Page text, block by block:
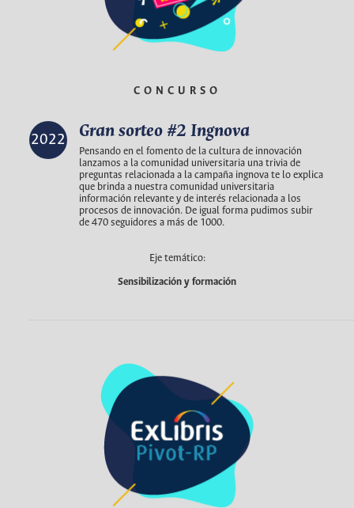
CONCURSO
2022 Gran sorteo #2 Ingnova
Pensando en el fomento de la cultura de innovación
lanzamos a la comunidad universitaria una trivia de
preguntas relacionada a la campaña ingnova te lo explica
que brinda a nuestra comunidad universitaria
información relevante y de interés relacionada a los
procesos de innovación. De igual forma pudimos subir
de 470 seguidores a más de 1000.
Eje temático:
Sensibilización y formación